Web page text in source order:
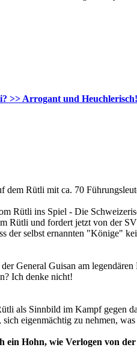
>> Arrogant und Heuchlerisch!
dem Rütli mit ca. 70
Rütli ins Spiel - Die
Rütli und fordert jetzt von der
der selbst ernannten "Könige"
General Guisan am
Ich denke nicht!
als Sinnbild im Kampf gegen
eigenmächtig zu nehmen,
ein Hohn, wie Verlogen von